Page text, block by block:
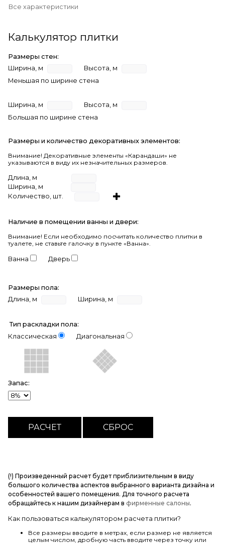
Все характеристики
Калькулятор плитки
Размеры стен:
Ширина, м
Высота, м
Меньшая по ширине стена
Ширина, м
Высота, м
Большая по ширине стена
Размеры и количество декоративных элементов:
Внимание! Декоративные элементы «Карандаши» не
указываются в виду их незначительных размеров.
Длина, м
Ширина, м
Количество, шт.
Наличие в помещении ванны и двери:
Внимание! Если необходимо посчитать количество плитки в
туалете, не ставьте галочку в пункте «Ванна».
Ванна Дверь
Размеры пола:
Длина, м
Ширина, м
Тип раскладки пола:
Классическая
Диагональная
Запас:
(!) Произведенный расчет будет приблизительным в виду
большого количества аспектов выбранного варианта дизайна и
особенностей вашего помещения. Для точного расчета
обращайтесь к нашим дизайнерам в фирменные салоны.
Как пользоваться калькулятором расчета плитки?
Все размеры вводите в метрах, если размер не является
целым числом, дробную часть вводите через точку или